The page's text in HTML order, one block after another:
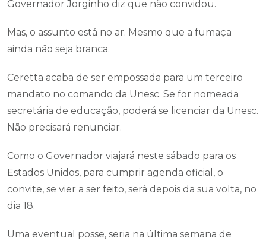
Governador Jorginho diz que não convidou.
Mas, o assunto está no ar. Mesmo que a fumaça
ainda não seja branca.
Ceretta acaba de ser empossada para um terceiro
mandato no comando da Unesc. Se for nomeada
secretária de educação, poderá se licenciar da Unesc.
Não precisará renunciar.
Como o Governador viajará neste sábado para os
Estados Unidos, para cumprir agenda oficial, o
convite, se vier a ser feito, será depois da sua volta, no
dia 18.
Uma eventual posse, seria na última semana de